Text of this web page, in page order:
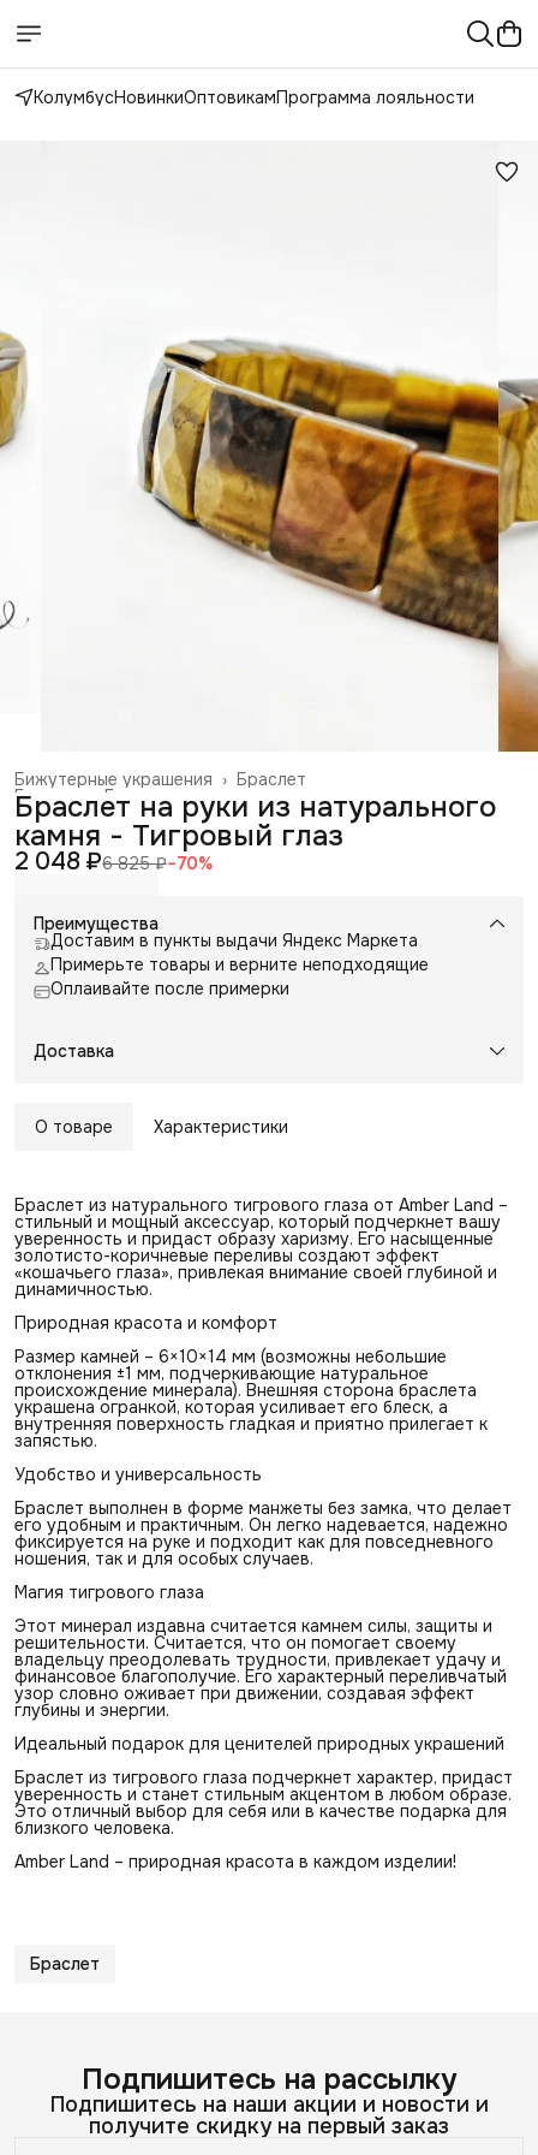
КолумбусНовинкиОптовикамПрограмма лояльности
Браслет
Бижутерные украшения ›
Галантерея и аксессуары ›
Главная ›
Браслет на руки из натурального
камня - Тигровый глаз
2 048 ₽6 825 ₽−70%
Преимущества
Доставим в пункты выдачи Яндекс Маркета
Примерьте товары и верните неподходящие
Оплаивайте после примерки
Доставка
О товаре Характеристики
Браслет из натурального тигрового глаза от Amber Land –
стильный и мощный аксессуар, который подчеркнет вашу
уверенность и придаст образу харизму. Его насыщенные
золотисто-коричневые переливы создают эффект
«кошачьего глаза», привлекая внимание своей глубиной и
динамичностью.
Природная красота и комфорт
Размер камней – 6×10×14 мм (возможны небольшие
отклонения ±1 мм, подчеркивающие натуральное
происхождение минерала). Внешняя сторона браслета
украшена огранкой, которая усиливает его блеск, а
внутренняя поверхность гладкая и приятно прилегает к
запястью.
Удобство и универсальность
Браслет выполнен в форме манжеты без замка, что делает
его удобным и практичным. Он легко надевается, надежно
фиксируется на руке и подходит как для повседневного
ношения, так и для особых случаев.
Магия тигрового глаза
Этот минерал издавна считается камнем силы, защиты и
решительности. Считается, что он помогает своему
владельцу преодолевать трудности, привлекает удачу и
финансовое благополучие. Его характерный переливчатый
узор словно оживает при движении, создавая эффект
глубины и энергии.
Идеальный подарок для ценителей природных украшений
Браслет из тигрового глаза подчеркнет характер, придаст
уверенность и станет стильным акцентом в любом образе.
Это отличный выбор для себя или в качестве подарка для
близкого человека.
Amber Land – природная красота в каждом изделии!
Браслет
Подпишитесь на рассылку
Подпишитесь на наши акции и новости и
получите скидку на первый заказ